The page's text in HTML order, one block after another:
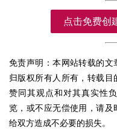
点击免费创
免责声明：本网站转载的文
归版权所有人所有，转载
赞同其观点和对其真实性
览，或不应无偿使用，请
给双方造成不必要的损失。